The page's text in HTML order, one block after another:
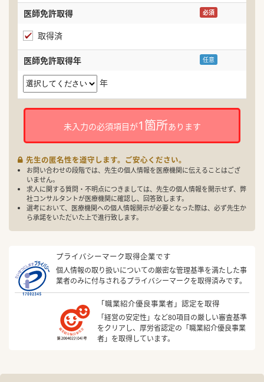
医師免許取得 必須
取得済
医師免許取得年 任意
年
未入力の必須項目が1箇所あります
先生の匿名性を遵守します。ご安心ください。
お問い合わせの段階では、先生の個人情報を医療機関に伝えることはござ
いません。
求人に関する質問・不明点につきましては、先生の個人情報を開示せず、弊
社コンサルタントが医療機関に確認し、回答致します。
選考において、医療機関への個人情報開示が必要となった際は、必ず先生か
ら承諾をいただいた上で進行致します。
プライバシーマーク取得企業です
個人情報の取り扱いについての厳密な管理基準を満たした事
業者のみに付与されるプライバシーマークを取得済みです。
「職業紹介優良事業者」認定を取得
「経営の安定性」など80項目の厳しい審査基準
をクリアし、厚労省認定の「職業紹介優良事業
者」を取得しています。